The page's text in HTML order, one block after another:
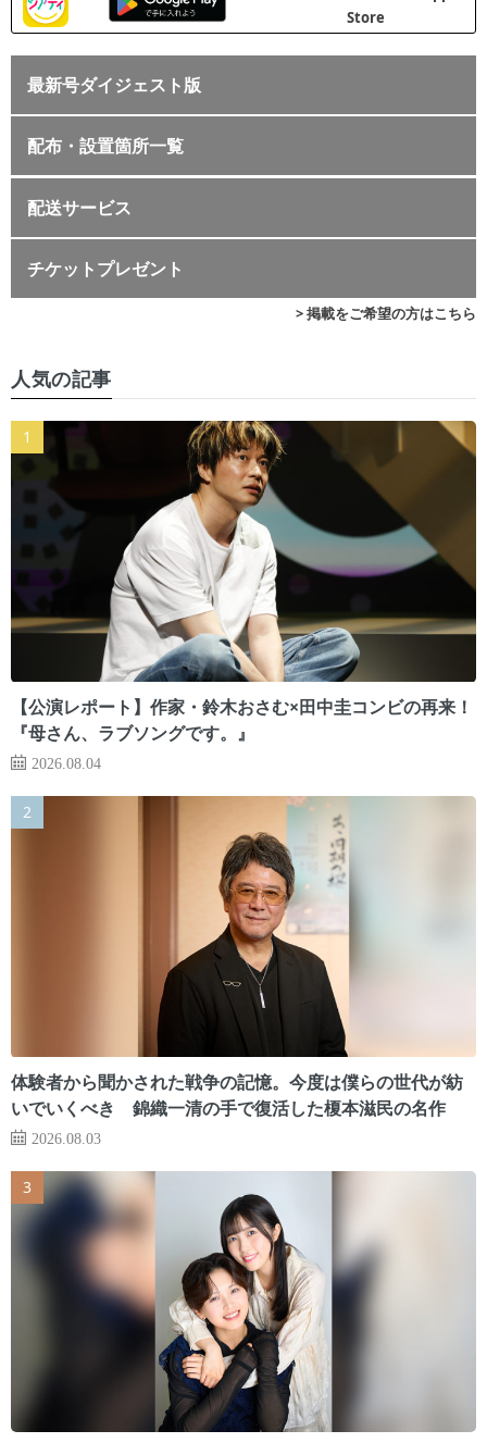
最新号ダイジェスト版
配布・設置箇所一覧
配送サービス
チケットプレゼント
> 掲載をご希望の方はこちら
人気の記事
【公演レポート】作家・鈴木おさむ×田中圭コンビの再来！
『母さん、ラブソングです。』
2026.08.04
体験者から聞かされた戦争の記憶。今度は僕らの世代が紡
いでいくべき 錦織一清の手で復活した榎本滋民の名作
2026.08.03